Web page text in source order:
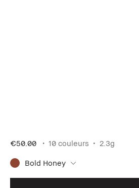
€50.00 10 couleurs 2.3g
Bold Honey